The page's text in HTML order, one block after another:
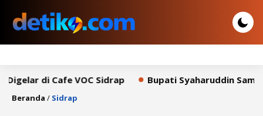
Cafe VOC Sidrap Bupati Syaharuddin Sampaikan
Beranda / Sidrap